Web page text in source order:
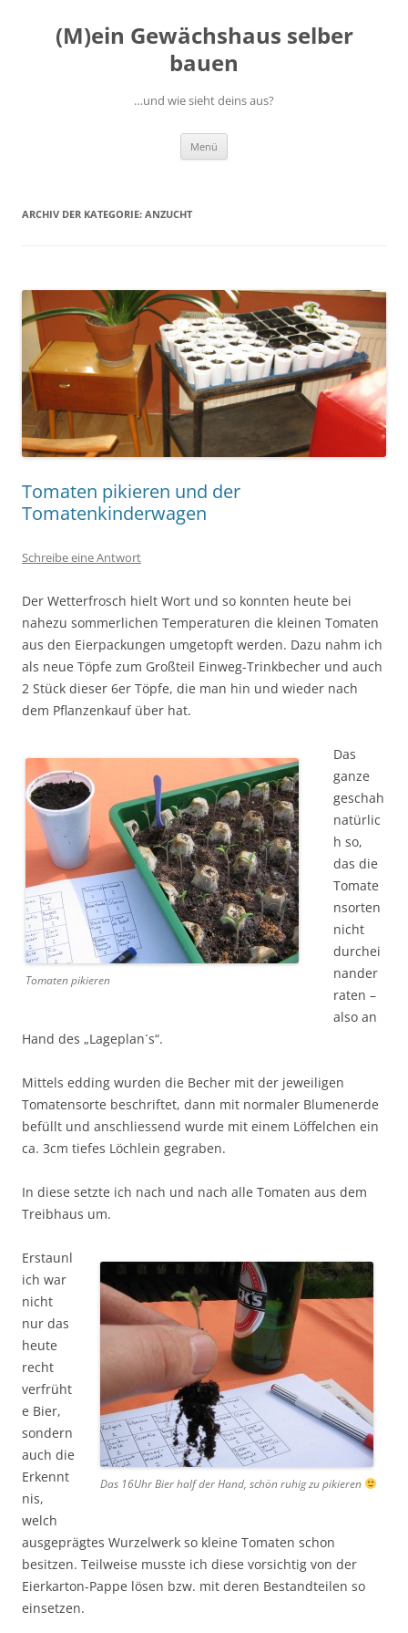
(M)ein Gewächshaus selber
bauen
…und wie sieht deins aus?
Menü
ARCHIV DER KATEGORIE: ANZUCHT
Tomaten pikieren und der
Tomatenkinderwagen
Schreibe eine Antwort
Der Wetterfrosch hielt Wort und so konnten heute bei
nahezu sommerlichen Temperaturen die kleinen Tomaten
aus den Eierpackungen umgetopft werden. Dazu nahm ich
als neue Töpfe zum Großteil Einweg-Trinkbecher und auch
2 Stück dieser 6er Töpfe, die man hin und wieder nach
dem Pflanzenkauf über hat.
Tomaten pikieren
Das
ganze
geschah
natürlic
h so,
das die
Tomate
nsorten
nicht
durchei
nander
raten –
also an
Hand des „Lageplan´s“.
Mittels edding wurden die Becher mit der jeweiligen
Tomatensorte beschriftet, dann mit normaler Blumenerde
befüllt und anschliessend wurde mit einem Löffelchen ein
ca. 3cm tiefes Löchlein gegraben.
In diese setzte ich nach und nach alle Tomaten aus dem
Treibhaus um.
Das 16Uhr Bier half der Hand, schön ruhig zu pikieren
Erstaunl
ich war
nicht
nur das
heute
recht
verfrüht
e Bier,
sondern
auch die
Erkennt
nis,
welch
ausgeprägtes Wurzelwerk so kleine Tomaten schon
besitzen. Teilweise musste ich diese vorsichtig von der
Eierkarton-Pappe lösen bzw. mit deren Bestandteilen so
einsetzen.